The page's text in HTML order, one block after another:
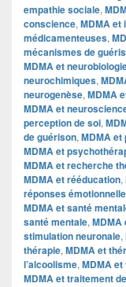
empathie sociale,
conscience, MDMA et
médicamenteuses,
mécanismes de
MDMA et
neurochimiques,
neurogenèse, MDMA
MDMA et
perception de soi,
de guérison, MDMA
MDMA et
MDMA et recherche
MDMA et rééducation,
réponses
MDMA et santé
santé mentale, MDMA
stimulation neuronale,
thérapie, MDMA et
l’alcoolisme, MDMA
MDMA et traitement